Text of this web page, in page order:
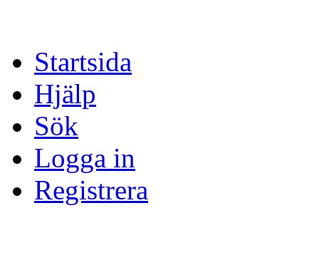
Startsida
Hjälp
Sök
Logga in
Registrera